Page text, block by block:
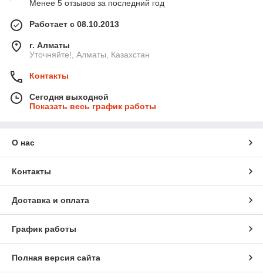
Менее 5 отзывов за последний год
Работает с 08.10.2013
г. Алматы
Уточняйте!, Алматы, Казахстан
Контакты
Сегодня выходной
Показать весь график работы
О нас
Контакты
Доставка и оплата
График работы
Полная версия сайта